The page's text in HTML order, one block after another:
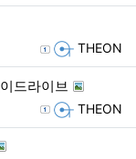
등록자 THEON
드라이브
등록자 THEON